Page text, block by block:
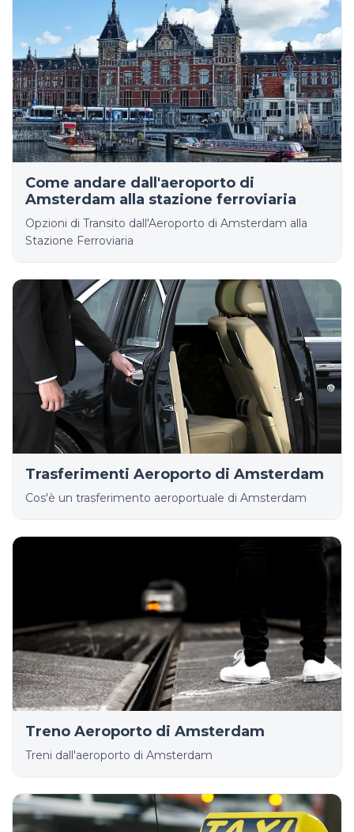
Come andare dall'aeroporto di
Amsterdam alla stazione ferroviaria
Opzioni di Transito dall'Aeroporto di Amsterdam alla
Stazione Ferroviaria
Trasferimenti Aeroporto di Amsterdam
Cos'è un trasferimento aeroportuale di Amsterdam
Treno Aeroporto di Amsterdam
Treni dall'aeroporto di Amsterdam